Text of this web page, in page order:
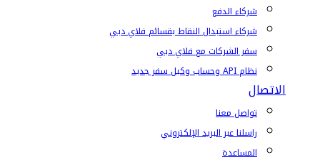
شركاء الدفع
شركاء استبدال النقاط بقسائم فلاي دبي
سفر الشركات مع فلاي دبي
نظام API وحساب وكيل سفر جديد
الاتصال
تواصل معنا
راسلنا عبر البريد الإلكتروني
المساعدة